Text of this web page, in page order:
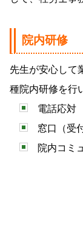
院内研修
先生が安心して
種院内研修を行
電話応対
窓口（受
院内コミ